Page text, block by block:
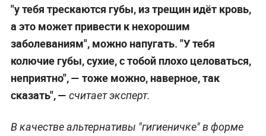
"у тебя трескаются губы, из трещин идёт кровь,
а это может привести к нехорошим
заболеваниям", можно напугать. "У тебя
колючие губы, сухие, с тобой плохо целоваться,
неприятно", — тоже можно, наверное, так
сказать", — считает эксперт.
В качестве альтернативы "гигиеничке" в форме